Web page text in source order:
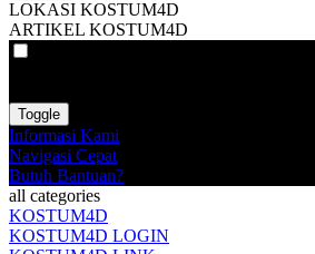
LOKASI KOSTUM4D
ARTIKEL KOSTUM4D
Toggle
Informasi Kami
Navigasi Cepat
Butuh Bantuan?
all categories
KOSTUM4D
KOSTUM4D LOGIN